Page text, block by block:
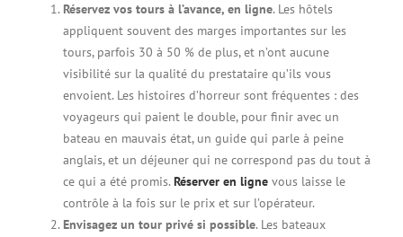
Réservez vos tours à l’avance, en ligne. Les hôtels
appliquent souvent des marges importantes sur les
tours, parfois 30 à 50 % de plus, et n’ont aucune
visibilité sur la qualité du prestataire qu’ils vous
envoient. Les histoires d’horreur sont fréquentes : des
voyageurs qui paient le double, pour finir avec un
bateau en mauvais état, un guide qui parle à peine
anglais, et un déjeuner qui ne correspond pas du tout à
ce qui a été promis. Réserver en ligne vous laisse le
contrôle à la fois sur le prix et sur l’opérateur.
Envisagez un tour privé si possible. Les bateaux